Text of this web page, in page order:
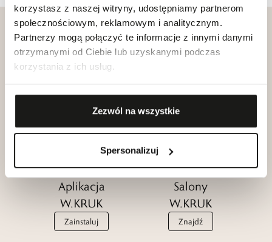
korzystasz z naszej witryny, udostępniamy partnerom
społecznościowym, reklamowym i analitycznym.
Partnerzy mogą połączyć te informacje z innymi danymi
otrzymanymi od Ciebie lub uzyskanymi podczas
korzystania z ich usług.
Zezwól na wszystkie
Spersonalizuj
Klub dla
Przyjaciół
W.KRUK
Dołącz
Katalogi
W.KRUK
Zobacz
Aplikacja
W.KRUK
Zainstaluj
Salony
W.KRUK
Znajdź